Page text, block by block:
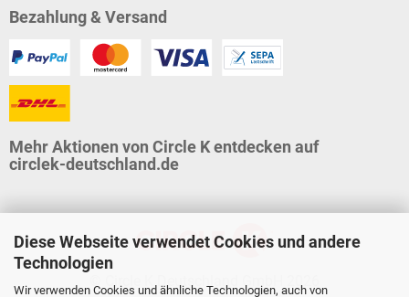
Diese Webseite verwendet Cookies und andere
Technologien
Wir verwenden Cookies und ähnliche Technologien, auch von
Bezahlung & Versand
Mehr Aktionen von Circle K entdecken auf
circlek-deutschland.de
© Circle K Deutschland GmbH 2026